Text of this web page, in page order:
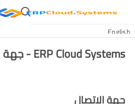
ERP Cloud Systems - جهة الاتصال
جهة الاتصال